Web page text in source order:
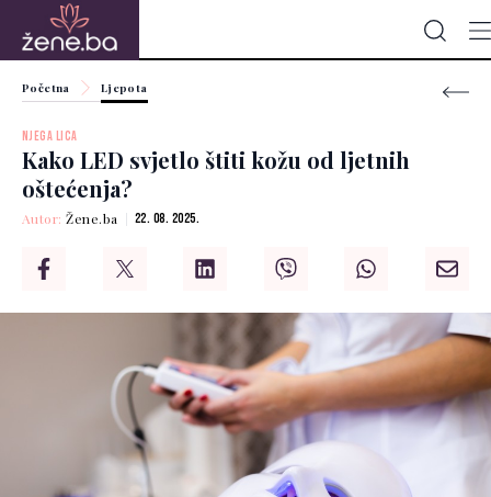
Početna Ljepota
NJEGA LICA
Kako LED svjetlo štiti kožu od ljetnih
oštećenja?
Autor:Žene.ba 22. 08. 2025.